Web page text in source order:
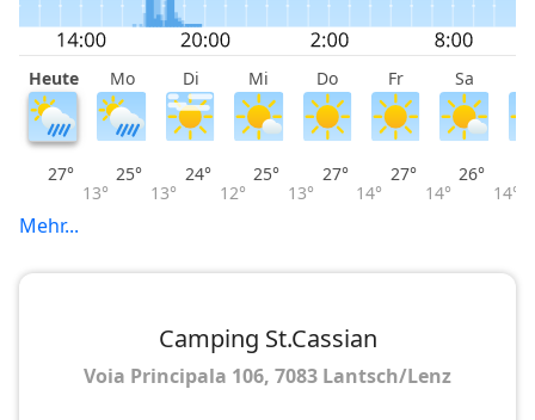
Heute Mo Di Mi Do Fr Sa
27°
13°
25°
13°
24°
12°
25°
13°
27°
14°
27°
14°
26°
14°
Mehr...
Camping St.Cassian
Voia Principala 106, 7083 Lantsch/Lenz